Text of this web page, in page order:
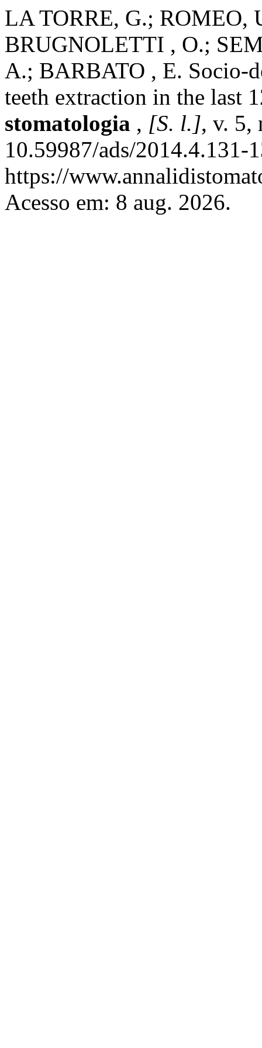
LA TORRE, G.; ROMEO,
BRUGNOLETTI , O.;
A.; BARBATO , E. Socio-
teeth extraction in the last
stomatologia , [S. l.], v. 5,
10.59987/ads/2014.4.131-
https://
Acesso em: 8 aug. 2026.